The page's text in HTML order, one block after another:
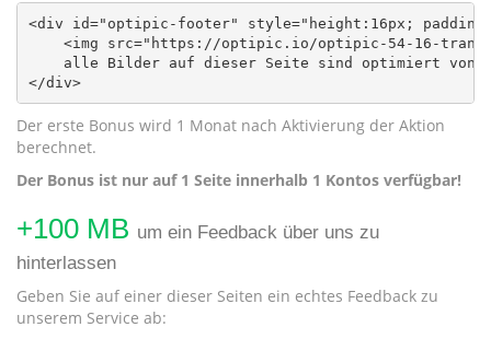
<div id="optipic-footer" style="height:16px;
<img src="https://optipic.io/optipic-54-16-
alle Bilder auf dieser Seite sind optimiert
</div>
Der erste Bonus wird 1 Monat nach Aktivierung der Aktion
berechnet.
Der Bonus ist nur auf 1 Seite innerhalb 1 Kontos verfügbar!
+100 MB um ein Feedback über uns zu
hinterlassen
Geben Sie auf einer dieser Seiten ein echtes Feedback zu
unserem Service ab: